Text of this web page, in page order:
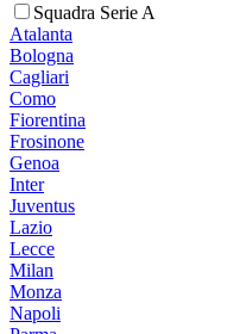
Squadra Serie A
Atalanta
Bologna
Cagliari
Como
Fiorentina
Frosinone
Genoa
Inter
Juventus
Lazio
Lecce
Milan
Monza
Napoli